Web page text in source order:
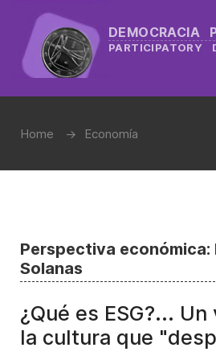
DEMOCRACIA
PARTICIPATORY
Home Economía
Perspectiva
Solanas
¿Qué es ESG?...
la cultura que